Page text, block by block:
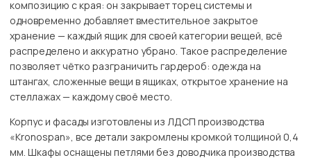
композицию с края: он закрывает торец системы и
одновременно добавляет вместительное закрытое
хранение — каждый ящик для своей категории вещей, всё
распределено и аккуратно убрано. Такое распределение
позволяет чётко разграничить гардероб: одежда на
штангах, сложенные вещи в ящиках, открытое хранение на
стеллажах — каждому своё место.
Корпус и фасады изготовлены из ЛДСП производства
«Kronospan», все детали закромлены кромкой толщиной 0,4
мм. Шкафы оснащены петлями без доводчика производства